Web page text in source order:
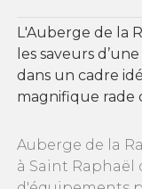
L'Auberge de la
les saveurs
dans un cadre
magnifique rade
Auberge de la
à Saint Raphaël